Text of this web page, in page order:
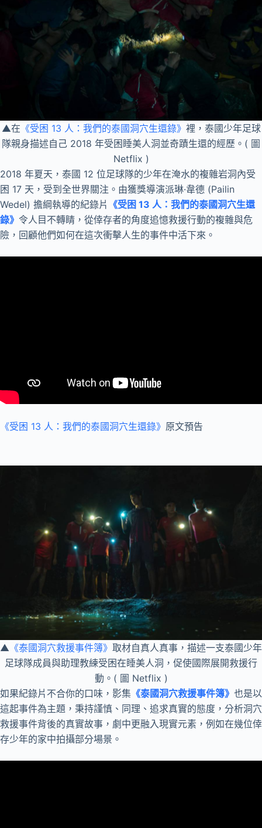
▲在 《受困 13 人：我們的泰國洞穴生還錄》 裡，泰國少年足球
隊親身描述自己 2018 年受困睡美人洞並奇蹟生還的經歷。( 圖
Netflix )
2018 年夏天，泰國 12 位足球隊的少年在淹水的複雜岩洞內受
困 17 天，受到全世界關注。由獲獎導演派琳·韋德 (Pailin
Wedel) 擔綱執導的紀錄片 《受困 13 人：我們的泰國洞穴生還
錄》 令人目不轉睛，從倖存者的角度追憶救援行動的複雜與危
險，回顧他們如何在這次衝擊人生的事件中活下來。
《受困 13 人：我們的泰國洞穴生還錄》 原文預告
▲ 《泰國洞穴救援事件簿》 取材自真人真事，描述一支泰國少年
足球隊成員與助理教練受困在睡美人洞，促使國際展開救援行
動。( 圖 Netflix )
如果紀錄片不合你的口味，影集 《泰國洞穴救援事件簿》 也是以
這起事件為主題，秉持謹慎、同理、追求真實的態度，分析洞穴
救援事件背後的真實故事，劇中更融入現實元素，例如在幾位倖
存少年的家中拍攝部分場景。